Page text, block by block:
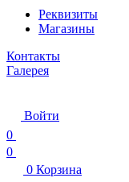
Реквизиты
Магазины
Контакты
Галерея
Войти
0
0
0 Корзина